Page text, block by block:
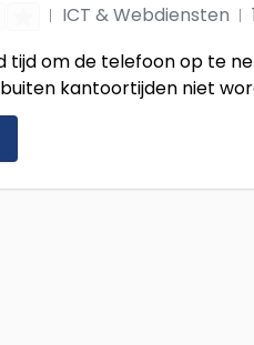
ICT & Webdiensten
tijd om de telefoon op te
kantoortijden niet